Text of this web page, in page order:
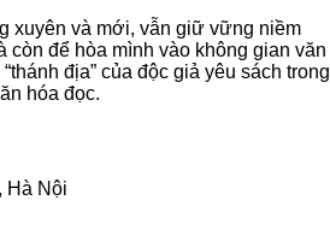
xuyên và mới, vẫn giữ vững niềm
còn để hòa mình vào không gian văn
địa” của độc giả yêu sách trong
hóa đọc.
Hà Nội